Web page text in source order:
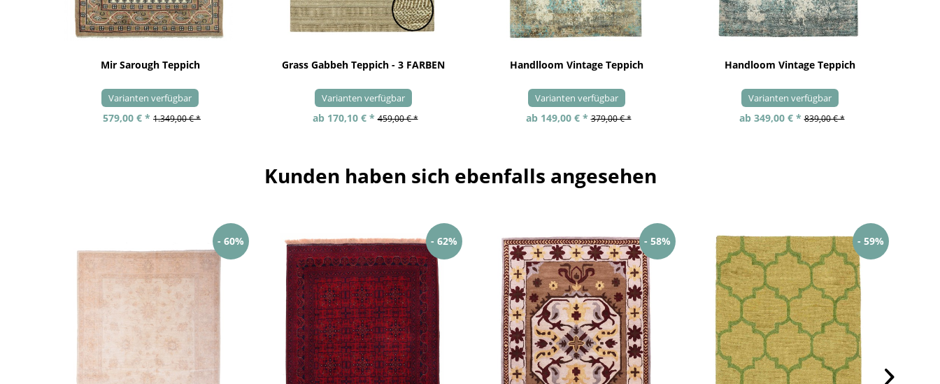
Mir Sarough Teppich
Varianten verfügbar
579,00 € * 1.349,00 € *
Grass Gabbeh Teppich - 3 FARBEN
Varianten verfügbar
ab 170,10 € * 459,00 € *
Handlloom Vintage Teppich
Varianten verfügbar
ab 149,00 € * 379,00 € *
Handloom Vintage Teppich
Varianten verfügbar
ab 349,00 € * 839,00 € *
Kunden haben sich ebenfalls angesehen
- 60% - 62% - 58% - 59%